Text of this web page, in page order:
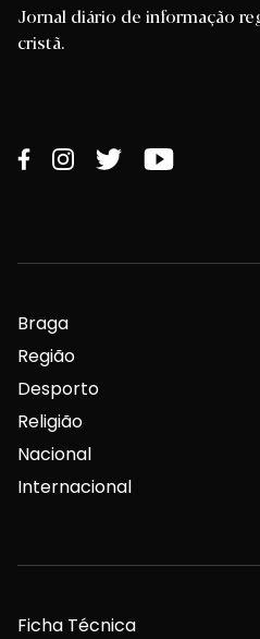
Jornal diário de informação
cristã.
Braga
Região
Desporto
Religião
Nacional
Internacional
Ficha Técnica